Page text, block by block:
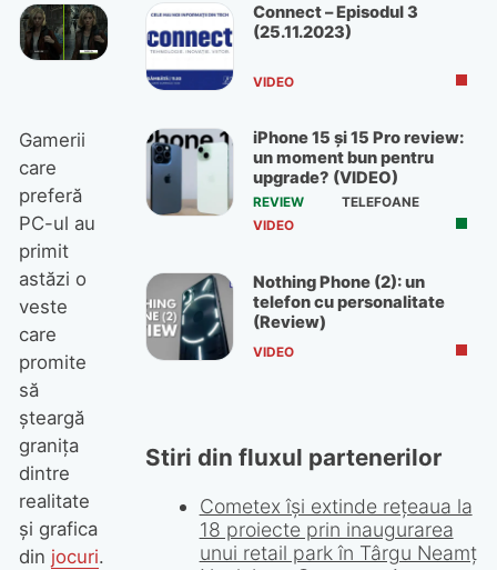
Gamerii
care
preferă
PC-ul au
primit
astăzi o
veste
care
promite
să
șteargă
granița
dintre
realitate
și grafica
din jocuri.
Connect – Episodul 3
(25.11.2023)
VIDEO
iPhone 15 și 15 Pro review:
un moment bun pentru
upgrade? (VIDEO)
REVIEW
TELEFOANE
VIDEO
Nothing Phone (2): un
telefon cu personalitate
(Review)
VIDEO
Stiri din fluxul partenerilor
Cometex își extinde rețeaua la
18 proiecte prin inaugurarea
unui retail park în Târgu Neamț